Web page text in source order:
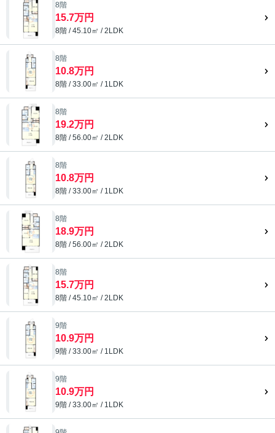
8階
15.7万円
8階 / 45.10㎡ / 2LDK
8階
10.8万円
8階 / 33.00㎡ / 1LDK
8階
19.2万円
8階 / 56.00㎡ / 2LDK
8階
10.8万円
8階 / 33.00㎡ / 1LDK
8階
18.9万円
8階 / 56.00㎡ / 2LDK
8階
15.7万円
8階 / 45.10㎡ / 2LDK
9階
10.9万円
9階 / 33.00㎡ / 1LDK
9階
10.9万円
9階 / 33.00㎡ / 1LDK